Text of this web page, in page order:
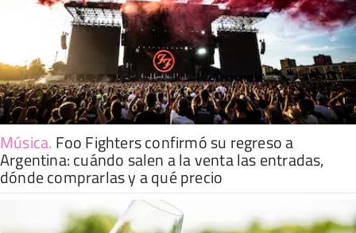
Música. Foo Fighters confirmó su regreso a
Argentina: cuándo salen a la venta las entradas,
dónde comprarlas y a qué precio